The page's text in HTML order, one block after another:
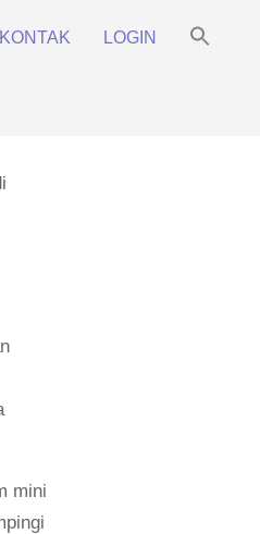
KONTAK LOGIN
mini